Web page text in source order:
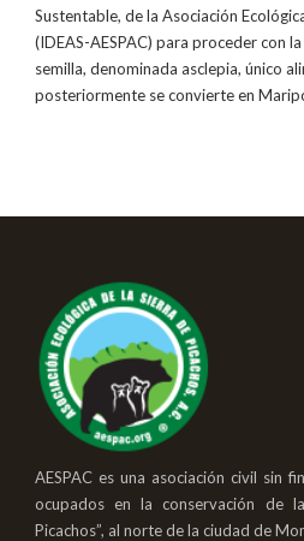
Sustentable, de la Asociación
(IDEAS-AESPAC) para proceder con
semilla, denominada asclepia, único
posteriormente se convierte en
AESPAC es una asociación civil sin
ocupados en la conservación de
Picachos”, al norte de la ciudad de